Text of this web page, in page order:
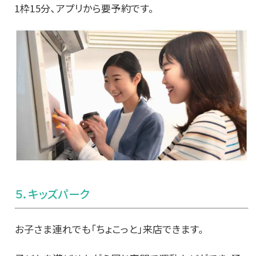
1枠15分、アプリから要予約です。
５．キッズパーク
お子さま連れでも「ちょこっと」来店できます。